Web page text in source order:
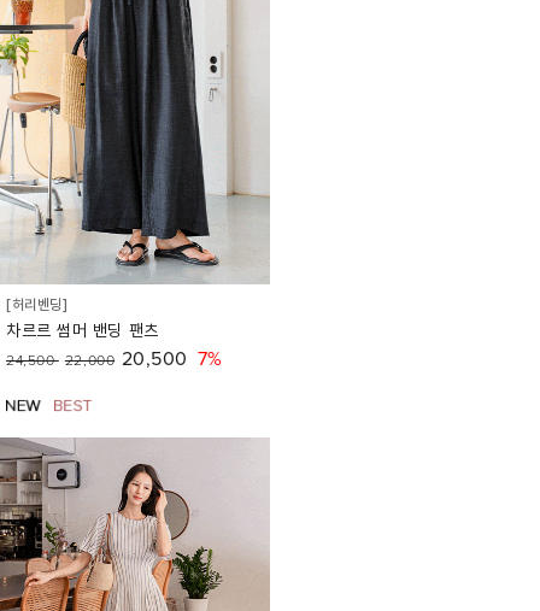
[허리벤딩]
차르르 썸머 밴딩 팬츠
24,500 22,000 20,500 7%